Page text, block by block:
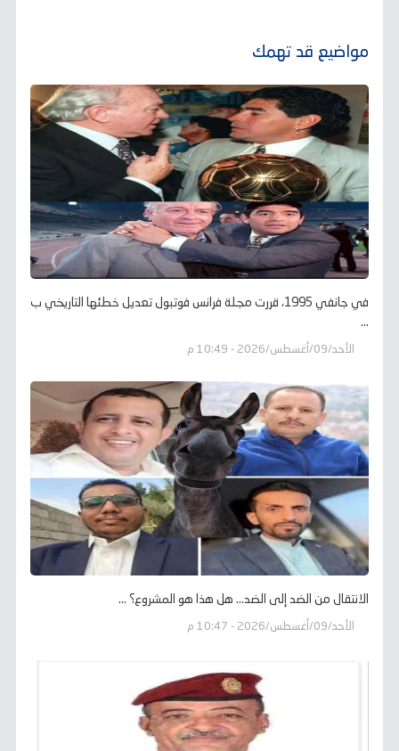
مواضيع قد تهمك
في جانفي 1995، قررت مجلة فرانس فوتبول تعديل خطئها التاريخي ب
...
الأحد/09/أغسطس/2026 - 10:49 م
الانتقال من الضد إلى الضد... هل هذا هو المشروع؟ ...
الأحد/09/أغسطس/2026 - 10:47 م